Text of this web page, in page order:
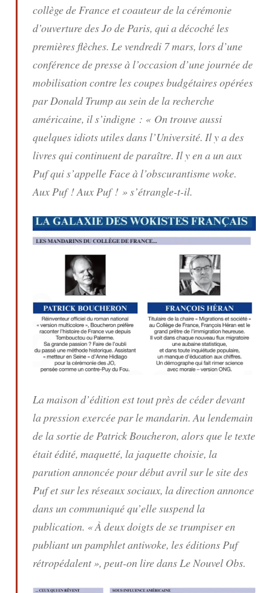
collège de France et coauteur de la cérémonie
d’ouverture des Jo de Paris, qui a décoché les
premières flèches. Le vendredi 7 mars, lors d’une
conférence de presse à l’occasion d’une journée de
mobilisation contre les coupes budgétaires opérées
par Donald Trump au sein de la recherche
américaine, il s’indigne : « On trouve aussi
quelques idiots utiles dans l’Université. Il y a des
livres qui continuent de paraître. Il y en a un aux
Puf qui s’appelleFace à l’obscurantisme woke.
Aux Puf ! Aux Puf ! » s’étrangle-t-il.
La maison d’édition est tout près de céder devant
la pression exercée par le mandarin. Au lendemain
de la sortie de Patrick Boucheron, alors que le texte
était édité, maquetté, la jaquette choisie, la
parution annoncée pour début avril sur le site des
Puf et sur les réseaux sociaux, la direction annonce
dans un communiqué qu’elle suspend la
publication. « À deux doigts de se trumpiser en
publiant un pamphlet antiwoke, les éditions Puf
rétropédalent », peut-on lire dansLe Nouvel Obs.